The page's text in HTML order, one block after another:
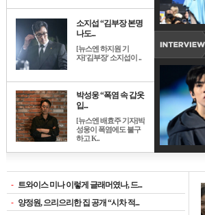
소지섭 “김부장 본명
나도...
[뉴스엔 하지원 기
자]'김부장' 소지섭이 ..
박성웅 “폭염 속 갑옷
입...
[뉴스엔 배효주 기자]박
성웅이 폭염에도 불구
하고 K..
- 트와이스 미나 이렇게 글래머였나, 드...
- 양정원, 으리으리한 집 공개 “시차 적...